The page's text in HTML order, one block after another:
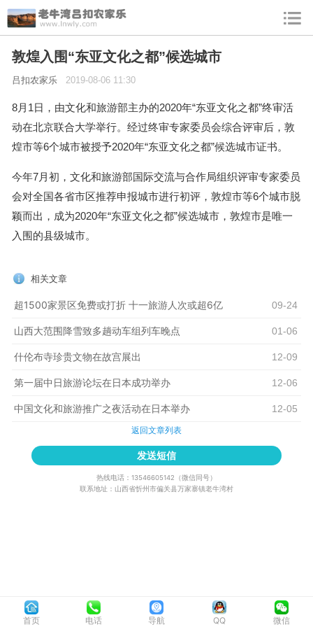
敦煌入围“东亚文化之都”候选城市
吕扣农家乐 2019-08-06 11:30
8月1日，由文化和旅游部主办的2020年“东亚文化之都”终审活
动在北京联合大学举行。经过终审专家委员会综合评审后，敦
煌市等6个城市被授予2020年“东亚文化之都”候选城市证书。
今年7月初，文化和旅游部国际交流与合作局组织评审专家委员
会对全国各省市区推荐申报城市进行初评，敦煌市等6个城市脱
颖而出，成为2020年“东亚文化之都”候选城市，敦煌市是唯一
入围的县级城市。
相关文章
超1500家景区免费或打折 十一旅游人次或超6亿 09-24
山西大范围降雪致多趟动车组列车晚点 01-06
什伦布寺珍贵文物在故宫展出 12-09
第一届中日旅游论坛在日本成功举办 12-06
中国文化和旅游推广之夜活动在日本举办 12-05
返回文章列表
发送短信
热线电话：13546605142（微信同号）
联系地址：山西省忻州市偏关县万家寨镇老牛湾村
首页 电话 导航 QQ 微信